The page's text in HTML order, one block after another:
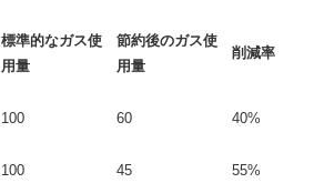
標準的なガス使
用量
節約後のガス使
用量
削減率
100 60 40%
100 45 55%